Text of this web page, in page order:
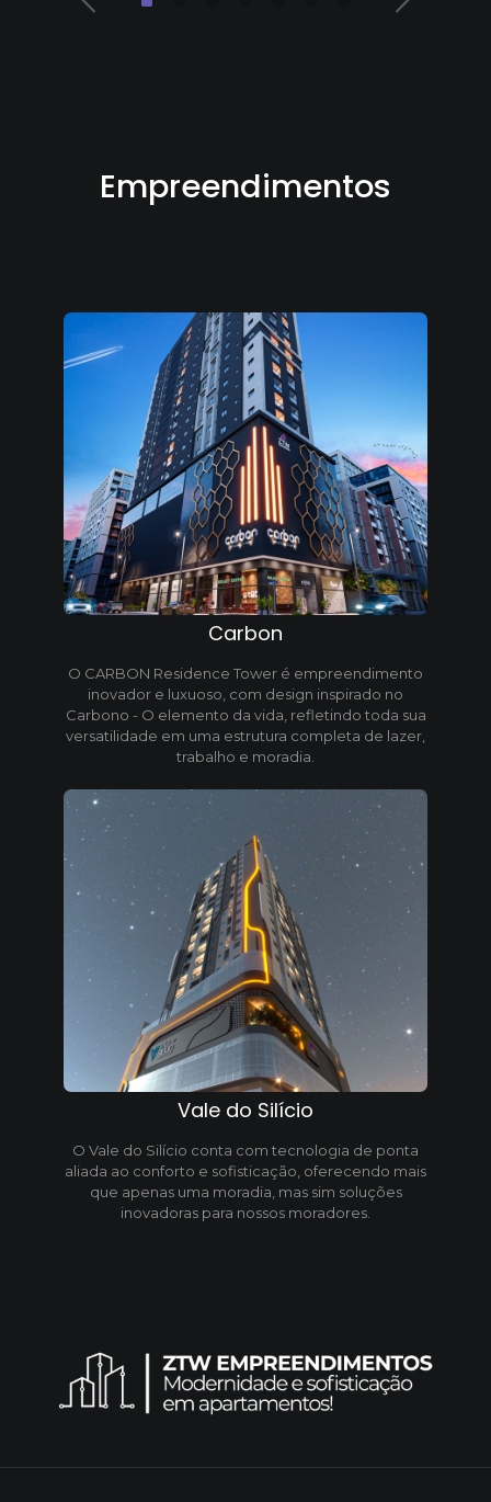
Empreendimentos
Carbon
O CARBON Residence Tower é empreendimento
inovador e luxuoso, com design inspirado no
Carbono - O elemento da vida, refletindo toda sua
versatilidade em uma estrutura completa de lazer,
trabalho e moradia.
Vale do Silício
O Vale do Silício conta com tecnologia de ponta
aliada ao conforto e sofisticação, oferecendo mais
que apenas uma moradia, mas sim soluções
inovadoras para nossos moradores.